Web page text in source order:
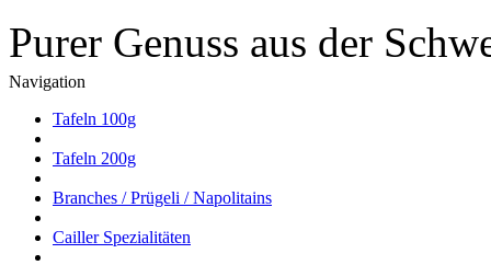
Purer Genuss aus der
Navigation
Tafeln 100g
Tafeln 200g
Branches / Prügeli / Napolitains
Cailler Spezialitäten